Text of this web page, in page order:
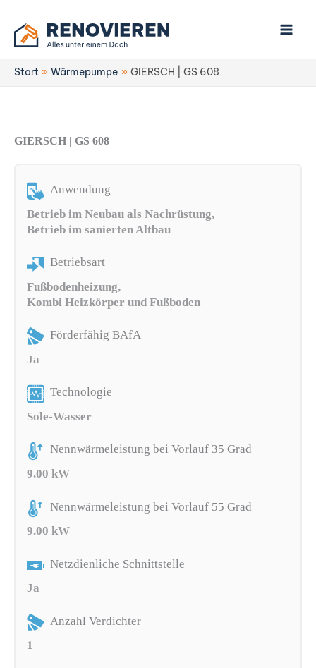
Inhalt
springen
Start Wärmepumpe GIERSCH | GS 608
GIERSCH | GS 608
Anwendung
Betrieb im Neubau als Nachrüstung,
Betrieb im sanierten Altbau
Betriebsart
Fußbodenheizung,
Kombi Heizkörper und Fußboden
Förderfähig BAfA
Ja
Technologie
Sole-Wasser
Nennwärmeleistung bei Vorlauf 35 Grad
9.00 kW
Nennwärmeleistung bei Vorlauf 55 Grad
9.00 kW
Netzdienliche Schnittstelle
Ja
Anzahl Verdichter
1